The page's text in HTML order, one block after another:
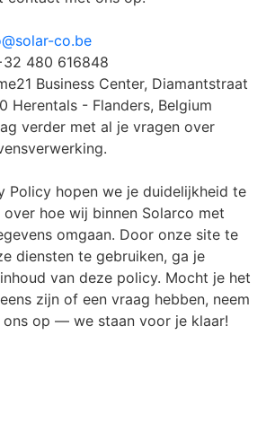
co.be
480 616848
Business Center, Diamantstraat
Herentals - Flanders, Belgium
verder met al je vragen over
Policy hopen we je duidelijkheid te
over hoe wij binnen Solarco met
omgaan. Door onze site te
diensten te gebruiken, ga je
van deze policy. Mocht je het
zijn of een vraag hebben, neem
op — we staan voor je klaar!